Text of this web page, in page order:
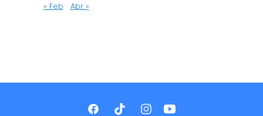
« Feb Abr »